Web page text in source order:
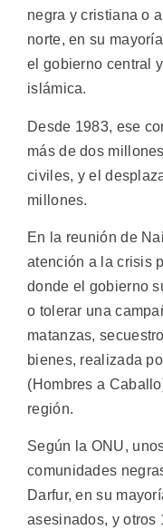
negra y cristiana o
norte, en su
el gobierno central
islámica.
Desde 1983, ese
más de dos
civiles, y el
millones.
En la reunión de
atención a la crisis
donde el gobierno
o tolerar una
matanzas,
bienes, realizada
(Hombres a
región.
Según la ONU,
comunidades
Darfur, en su
asesinados, y otros